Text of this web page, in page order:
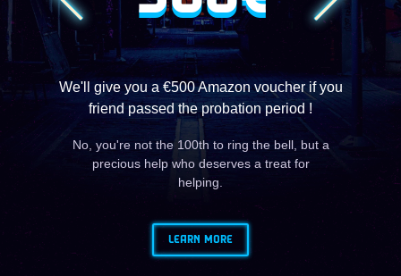
We'll give you a €500 Amazon voucher if you
friend passed the probation period !
No, you're not the 100th to ring the bell, but a
precious help who deserves a treat for
helping.
LEARN MORE